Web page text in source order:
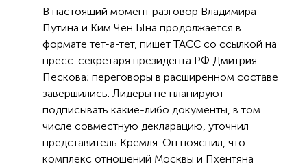
В настоящий момент разговор Владимира
Путина и Ким Чен Ына продолжается в
формате тет-а-тет, пишет ТАСС со ссылкой на
пресс-секретаря президента РФ Дмитрия
Пескова; переговоры в расширенном составе
завершились. Лидеры не планируют
подписывать какие-либо документы, в том
числе совместную декларацию, уточнил
представитель Кремля. Он пояснил, что
комплекс отношений Москвы и Пхентяна